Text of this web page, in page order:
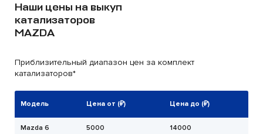
Наши цены на выкуп
катализаторов
MAZDA
Приблизительный диапазон цен за комплект
катализаторов*
Модель Цена от (₽) Цена до (₽)
Mazda 6 5000 14000